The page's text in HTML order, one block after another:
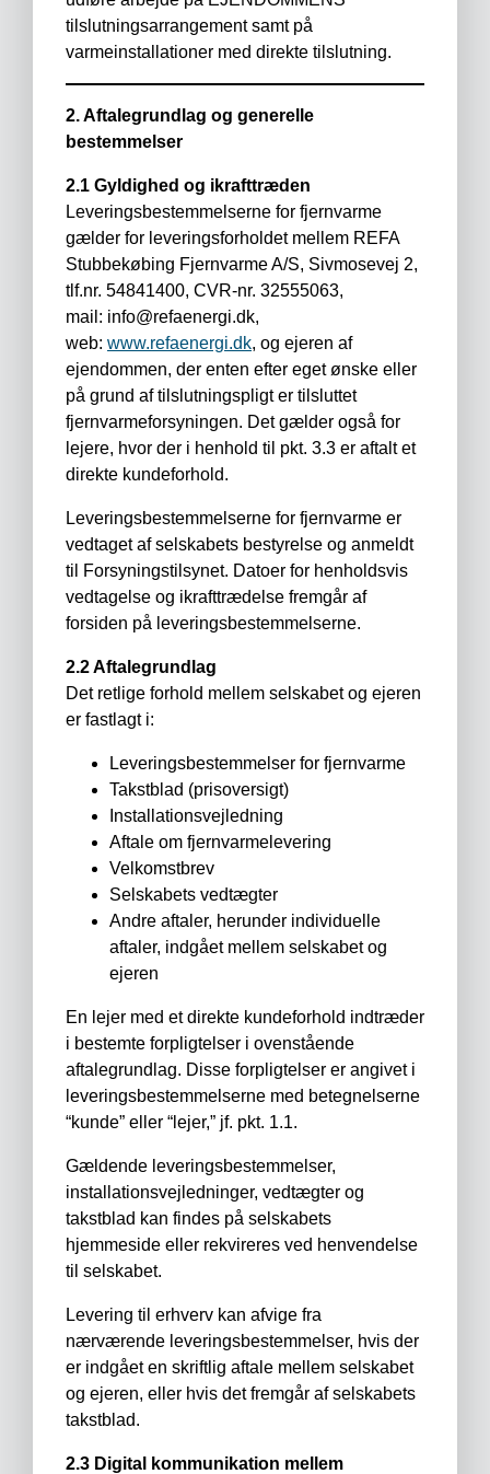
tilslutningsarrangement samt på
varmeinstallationer med direkte tilslutning.
2. Aftalegrundlag og generelle
bestemmelser
2.1 Gyldighed og ikrafttræden
Leveringsbestemmelserne for fjernvarme
gælder for leveringsforholdet mellem REFA
Stubbekøbing Fjernvarme A/S, Sivmosevej 2,
tlf.nr. 54841400, CVR-nr. 32555063,
mail: info@refaenergi.dk,
web: www.refaenergi.dk, og ejeren af
ejendommen, der enten efter eget ønske eller
på grund af tilslutningspligt er tilsluttet
fjernvarmeforsyningen. Det gælder også for
lejere, hvor der i henhold til pkt. 3.3 er aftalt et
direkte kundeforhold.
Leveringsbestemmelserne for fjernvarme er
vedtaget af selskabets bestyrelse og anmeldt
til Forsyningstilsynet. Datoer for henholdsvis
vedtagelse og ikrafttrædelse fremgår af
forsiden på leveringsbestemmelserne.
2.2 Aftalegrundlag
Det retlige forhold mellem selskabet og ejeren
er fastlagt i:
Leveringsbestemmelser for fjernvarme
Takstblad (prisoversigt)
Installationsvejledning
Aftale om fjernvarmelevering
Velkomstbrev
Selskabets vedtægter
Andre aftaler, herunder individuelle
aftaler, indgået mellem selskabet og
ejeren
En lejer med et direkte kundeforhold indtræder
i bestemte forpligtelser i ovenstående
aftalegrundlag. Disse forpligtelser er angivet i
leveringsbestemmelserne med betegnelserne
“kunde” eller “lejer,” jf. pkt. 1.1.
Gældende leveringsbestemmelser,
installationsvejledninger, vedtægter og
takstblad kan findes på selskabets
hjemmeside eller rekvireres ved henvendelse
til selskabet.
Levering til erhverv kan afvige fra
nærværende leveringsbestemmelser, hvis der
er indgået en skriftlig aftale mellem selskabet
og ejeren, eller hvis det fremgår af selskabets
takstblad.
2.3 Digital kommunikation mellem